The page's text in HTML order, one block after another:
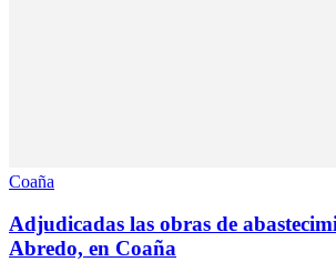
Coaña
Adjudicadas las obras de
Abredo, en Coaña